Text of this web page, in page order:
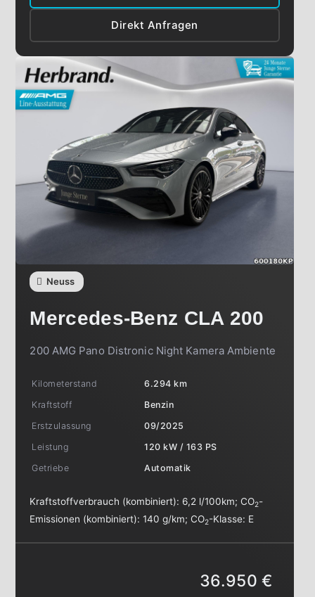
Direkt Anfragen
Neuss
Mercedes-Benz CLA 200
200 AMG Pano Distronic Night Kamera Ambiente
Kilometerstand
6.294 km
Kraftstoff
Benzin
Erstzulassung
09/2025
Leistung
120 kW / 163 PS
Getriebe
Automatik
Kraftstoffverbrauch (kombiniert): 6,2 l/100km;CO2-
Emissionen (kombiniert):140 g/km;CO2-Klasse: E
36.950 €